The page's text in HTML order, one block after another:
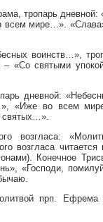
тропарь
всем мире…».
воинств…»,
«Со святыми
дневной:
«Иже во всем
возгласа:
возгласа
Конечное
«Господи,
прп. Ефрема